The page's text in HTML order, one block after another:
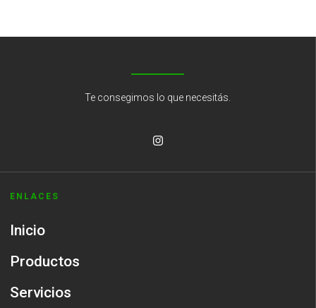
Te consegimos lo que necesitás.
ENLACES
Inicio
Productos
Servicios